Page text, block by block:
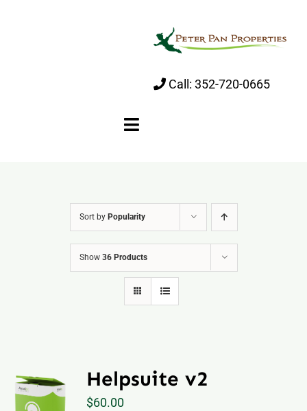
Call: 352-720-0665
Toggle
Properties
Sort by Popularity
Show 36 Products
Helpsuite v2
$60.00